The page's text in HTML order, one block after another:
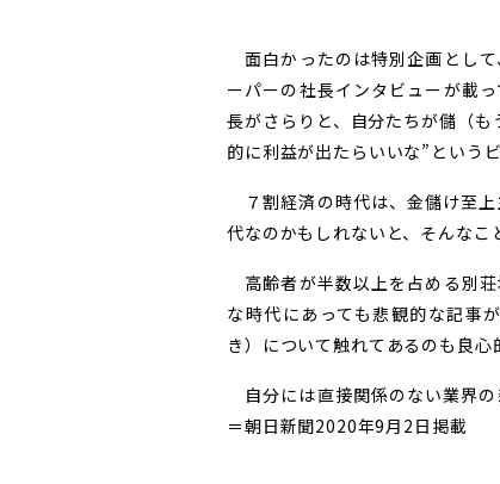
面白かったのは特別企画とし
ーパーの社長インタビューが載
長がさらりと、自分たちが儲（
的に利益が出たらいいな”という
７割経済の時代は、金儲け至
代なのかもしれないと、そんなこ
高齢者が半数以上を占める別
な時代にあっても悲観的な記事
き）について触れてあるのも良心
自分には直接関係のない業界の
＝朝日新聞2020年9月2日掲載